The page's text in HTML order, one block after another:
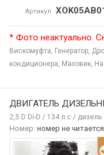
Артикул
* Фото неактуально.
Вискомуфта, Генератор,
кондиционера, Маховик,
ДВИГАТЕЛЬ
2,5 D Di-D / 134 л.с / дизель
Номер: номер не